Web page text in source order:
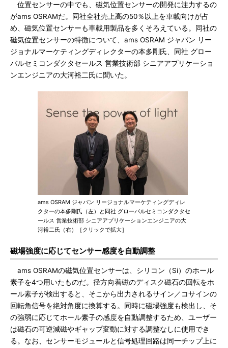
位置センサーの中でも、磁気位置センサーの開発に注力するの
がams OSRAMだ。同社全社売上高の50％以上を車載向けが占
め、磁気位置センサーも車載用製品を多くそろえている。同社の
磁気位置センサーの特徴について、ams OSRAM ジャパン リー
ジョナルマーケティングディレクターの本多剛氏、同社 グロー
バルセミコンダクタセールス 営業技術部 シニアアプリケーショ
ンエンジニアの大河裕二氏に聞いた。
ams OSRAM ジャパン リージョナルマーケティングディレ
クターの本多剛氏（左）と同社 グローバルセミコンダクタセ
ールス 営業技術部 シニアアプリケーションエンジニアの大
河裕二氏（右）［クリックで拡大］
磁場強度に応じてセンサー感度を自動調整
ams OSRAMの磁気位置センサーは、シリコン（Si）のホール
素子を4つ用いたものだ。径方向着磁のディスク磁石の回転をホ
ール素子が検出すると、そこから出力されるサイン／コサインの
回転角信号を絶対角度に換算する。同時に磁場強度も検出し、そ
の強弱に応じてホール素子の感度を自動調整するため、ユーザー
は磁石の可逆減磁やギャップ変動に対する調整なしに使用でき
る。なお、センサーモジュールと信号処理回路は同一チップ上に